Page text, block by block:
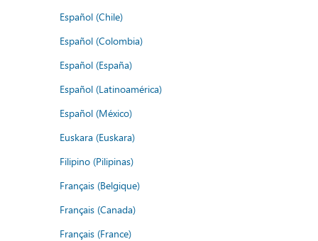
Español (Chile)
Español (Colombia)
Español (España)
Español (Latinoamérica)
Español (México)
Euskara (Euskara)
Filipino (Pilipinas)
Français (Belgique)
Français (Canada)
Français (France)